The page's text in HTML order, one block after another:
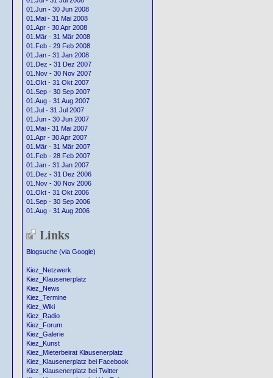
01.Jun - 30 Jun 2008
01.Mai - 31 Mai 2008
01.Apr - 30 Apr 2008
01.Mär - 31 Mär 2008
01.Feb - 29 Feb 2008
01.Jan - 31 Jan 2008
01.Dez - 31 Dez 2007
01.Nov - 30 Nov 2007
01.Okt - 31 Okt 2007
01.Sep - 30 Sep 2007
01.Aug - 31 Aug 2007
01.Jul - 31 Jul 2007
01.Jun - 30 Jun 2007
01.Mai - 31 Mai 2007
01.Apr - 30 Apr 2007
01.Mär - 31 Mär 2007
01.Feb - 28 Feb 2007
01.Jan - 31 Jan 2007
01.Dez - 31 Dez 2006
01.Nov - 30 Nov 2006
01.Okt - 31 Okt 2006
01.Sep - 30 Sep 2006
01.Aug - 31 Aug 2006
Links
Blogsuche (via Google)
Kiez_Netzwerk
Kiez_Klausenerplatz
Kiez_News
Kiez_Termine
Kiez_Wiki
Kiez_Radio
Kiez_Forum
Kiez_Galerie
Kiez_Kunst
Kiez_Mieterbeirat Klausenerplatz
Kiez_Klausenerplatz bei Facebook
Kiez_Klausenerplatz bei Twitter